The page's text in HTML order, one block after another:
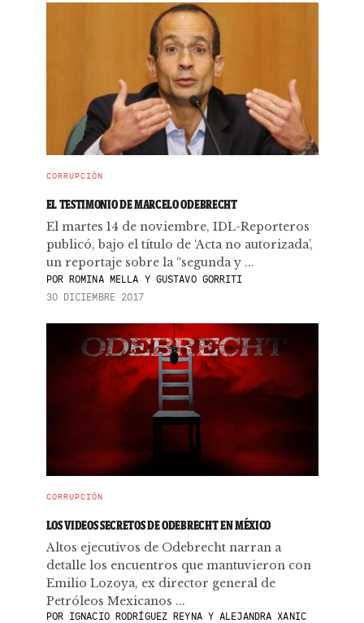
CORRUPCIÓN
EL TESTIMONIO DE MARCELO ODEBRECHT
El martes 14 de noviembre, IDL-Reporteros
publicó, bajo el título de ‘Acta no autorizada’,
un reportaje sobre la “segunda y ...
PORROMINA MELLA Y GUSTAVO GORRITI
30 DICIEMBRE 2017
CORRUPCIÓN
LOS VIDEOS SECRETOS DE ODEBRECHT EN MÉXICO
Altos ejecutivos de Odebrecht narran a
detalle los encuentros que mantuvieron con
Emilio Lozoya, ex director general de
Petróleos Mexicanos ...
PORIGNACIO RODRÍGUEZ REYNA Y ALEJANDRA XANIC